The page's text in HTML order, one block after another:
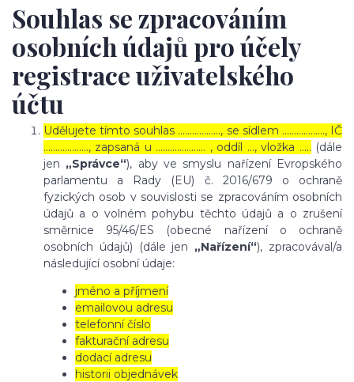
Souhlas se zpracováním
osobních údajů pro účely
registrace uživatelského
účtu
Udělujete tímto souhlas ……………..., se sídlem ………………, IČ
………………., zapsaná u ………………… , oddíl …, vložka ….. (dále
jen „Správce“), aby ve smyslu nařízení Evropského
parlamentu a Rady (EU) č. 2016/679 o ochraně
fyzických osob v souvislosti se zpracováním osobních
údajů a o volném pohybu těchto údajů a o zrušení
směrnice 95/46/ES (obecné nařízení o ochraně
osobních údajů) (dále jen „Nařízení“), zpracovával/a
následující osobní údaje:
jméno a příjmení
emailovou adresu
telefonní číslo
fakturační adresu
dodací adresu
historii objednávek